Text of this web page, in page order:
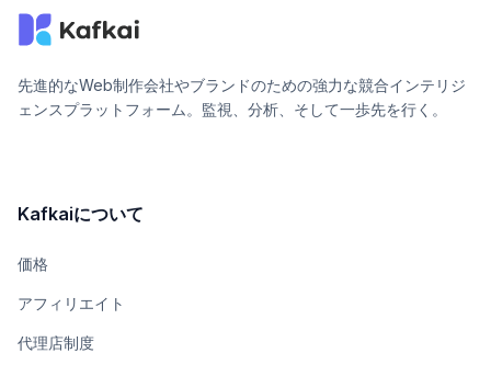
先進的なWeb制作会社やブランドのための強力な競合インテリジ
ェンスプラットフォーム。監視、分析、そして一歩先を行く。
Kafkaiについて
価格
アフィリエイト
代理店制度